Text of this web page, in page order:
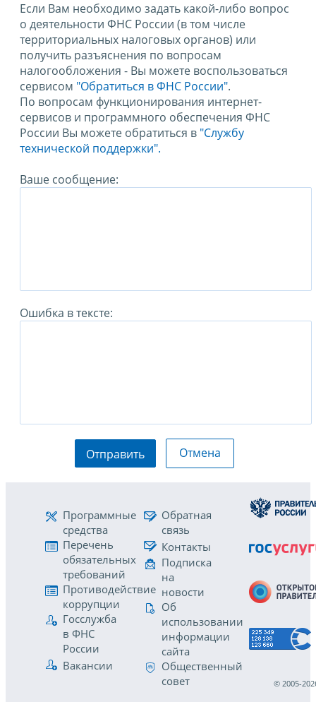
Если Вам необходимо задать какой-либо вопрос
о деятельности ФНС России (в том числе
территориальных налоговых органов) или
получить разъяснения по вопросам
налогообложения - Вы можете воспользоваться
сервисом "Обратиться в ФНС России".
По вопросам функционирования интернет-
сервисов и программного обеспечения ФНС
России Вы можете обратиться в "Службу
технической поддержки".
Ваше сообщение:
Ошибка в тексте:
Отправить Отмена
Программные
средства
Перечень
обязательных
требований
Противодействие
коррупции
Госслужба
в ФНС
России
Вакансии
Обратная
связь
Контакты
Подписка
на
новости
Об
использовании
информации
сайта
Общественный
совет
© 2005-